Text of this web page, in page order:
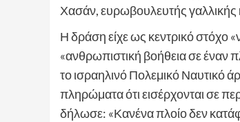
Χασάν, ευρωβουλευτής γαλλικής
Η δράση είχε ως κεντρικό στόχο
«ανθρωπιστική βοήθεια σε έναν
το ισραηλινό Πολεμικό Ναυτικό
πληρώματα ότι εισέρχονται σε
δήλωσε: «Κανένα πλοίο δεν